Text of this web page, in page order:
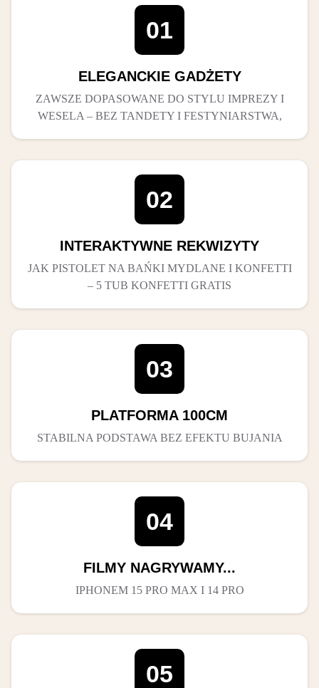
01
ELEGANCKIE GADŻETY
ZAWSZE DOPASOWANE DO STYLU IMPREZY I
WESELA – BEZ TANDETY I FESTYNIARSTWA,
02
INTERAKTYWNE REKWIZYTY
JAK PISTOLET NA BAŃKI MYDLANE I KONFETTI
– 5 TUB KONFETTI GRATIS
03
PLATFORMA 100CM
STABILNA PODSTAWA BEZ EFEKTU BUJANIA
04
FILMY NAGRYWAMY...
IPHONEM 15 PRO MAX I 14 PRO
05